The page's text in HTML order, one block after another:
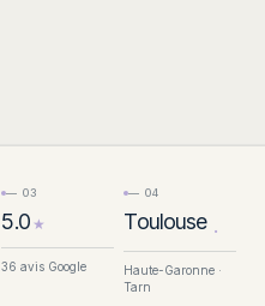
— 03
5.0 ★
36 avis Google
— 04
Toulouse
Toulouse .
Haute-Garonne ·
Tarn